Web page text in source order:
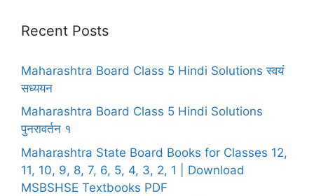
Recent Posts
Maharashtra Board Class 5 Hindi Solutions स्वयं
सध्ययन
Maharashtra Board Class 5 Hindi Solutions
पुनरावर्तन १
Maharashtra State Board Books for Classes 12,
11, 10, 9, 8, 7, 6, 5, 4, 3, 2, 1 | Download
MSBSHSE Textbooks PDF